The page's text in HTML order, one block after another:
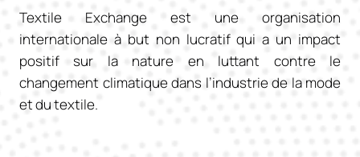
Textile Exchange est une organisation
internationale à but non lucratif qui a un impact
positif sur la nature en luttant contre le
changement climatique dans l’industrie de la mode
et du textile.